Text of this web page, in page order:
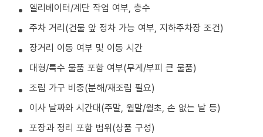
엘리베이터/계단 작업 여부, 층수
주차 거리(건물 앞 정차 가능 여부, 지하주차장 조건)
장거리 이동 여부 및 이동 시간
대형/특수 물품 포함 여부(무게/부피 큰 물품)
조립 가구 비중(분해/재조립 필요)
이사 날짜와 시간대(주말, 월말/월초, 손 없는 날 등)
포장과 정리 포함 범위(상품 구성)